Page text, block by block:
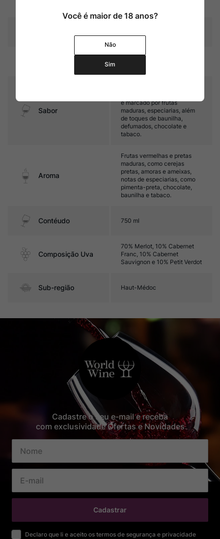
carvalho francês (2/3 novas)
Sabor
é marcado por frutas
maduras, especiarias, além
de toques de baunilha,
defumados, chocolate e
tabaco.
Aroma
Frutas vermelhas e pretas
maduras, como cerejas
pretas, amoras e ameixas,
notas de especiarias, como
pimenta-preta, chocolate,
baunilha e tabaco.
Contéudo 750 ml
Composição Uva
70% Merlot, 10% Cabernet
Franc, 10% Cabernet
Sauvignon e 10% Petit Verdot
Sub-região Haut-Médoc
Cadastre o seu e-mail e receba
com exclusividade Ofertas e Novidades
Cadastrar
Declaro que li e aceito os termos de segurança e privacidade
Você é maior de 18 anos?
Não
Sim